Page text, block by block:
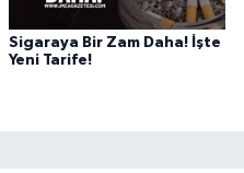
Sigaraya Bir Zam Daha! İşte
Yeni Tarife!